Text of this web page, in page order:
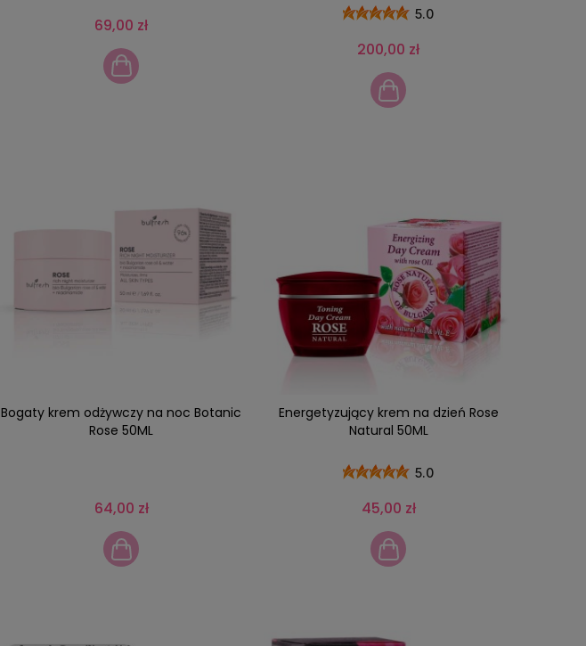
69,00 zł
5.0
200,00 zł
Bogaty krem odżywczy ​​na noc Botanic
Rose 50ML
64,00 zł
Energetyzujący krem na dzień Rose
Natural 50ML
5.0
45,00 zł